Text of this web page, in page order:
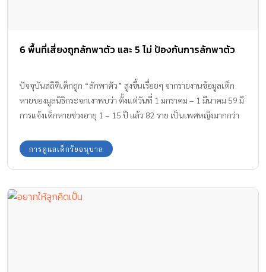
6 พื้นที่เสี่ยงถูกลักพาตัว และ 5 ไม่ ป้องกันการลักพาตัว
ปัจจุบันสถิติเด็กถูก “ลักพาตัว” สูงขึ้นเรื่อยๆ จากรายงานข้อมูลเด็ก
หายของมูลนิธิกระจกเงาพบว่า ตั้งแต่วันที่ 1 มกราคม – 1 มีนาคม 59 มี
การแจ้งเด็กหายช่วงอายุ 1 – 15 ปี แล้ว 82 ราย เป็นเพศหญิงมากกว่า
ลักพาตัว แม้แต่ในต่างประเทศ ก็มีเหตุการณ์ที่น่ากลัว และเกิดขึ้นกับ
เด็กด้วย ดังเช่น ข่าวด้านล่างนี้ จากข่าวสด – ประหารแล้ว! ฆาตกร
วัย 12 ปี แล้วฆ่าปาดคอดื่มเลือดสดๆ เป็นคดีสะเทือนขวัญที่เคยเกิด
ขึ้นอย่างเหี้ยมโหด สถานที่ที่เด็กหายมากที่สุด คือหน้าโรงเรียน ซึ่งเป็น
การดูแลเด็กวัยอนุบาล